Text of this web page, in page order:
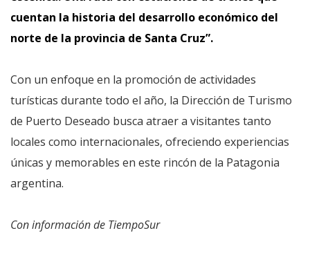
cuentan la historia del desarrollo económico del
norte de la provincia de Santa Cruz”.
Con un enfoque en la promoción de actividades
turísticas durante todo el año, la Dirección de Turismo
de Puerto Deseado busca atraer a visitantes tanto
locales como internacionales, ofreciendo experiencias
únicas y memorables en este rincón de la Patagonia
argentina.
Con información de TiempoSur